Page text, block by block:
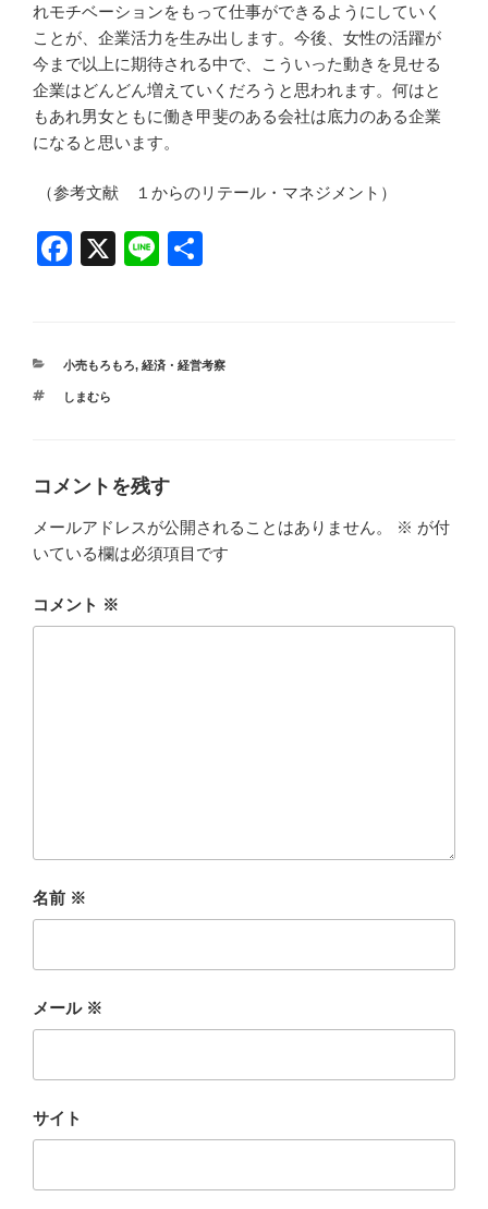
れモチベーションをもって仕事ができるようにしていく
ことが、企業活力を生み出します。今後、女性の活躍が
今まで以上に期待される中で、こういった動きを見せる
企業はどんどん増えていくだろうと思われます。何はと
もあれ男女ともに働き甲斐のある会社は底力のある企業
になると思います。
（参考文献 １からのリテール・マネジメント）
F
e
b
k
X
Li
カ
ゴ
小売もろもろ, 経済・経営考察
タしまむら
コメントを残す
メールアドレスが公開されることはありません。 ※ が付
いている欄は必須項目です
コメント ※
名前 ※
メール ※
サイト